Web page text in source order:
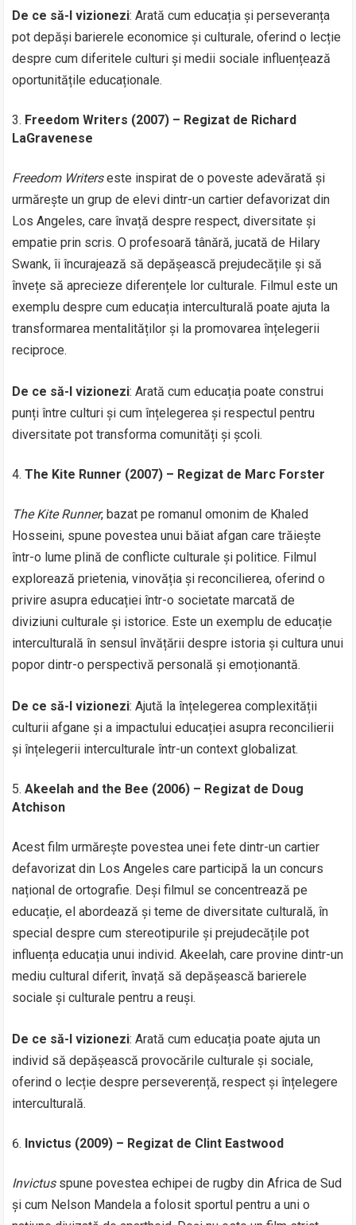
De ce să-l vizionezi: Arată cum educația și perseveranța
pot depăși barierele economice și culturale, oferind o lecție
despre cum diferitele culturi și medii sociale influențează
oportunitățile educaționale.
Freedom Writers (2007) – Regizat de Richard
LaGravenese
Freedom Writerseste inspirat de o poveste adevărată și
urmărește un grup de elevi dintr-un cartier defavorizat din
Los Angeles, care învață despre respect, diversitate și
empatie prin scris. O profesoară tânără, jucată de Hilary
Swank, îi încurajează să depășească prejudecățile și să
învețe să aprecieze diferențele lor culturale. Filmul este un
exemplu despre cum educația interculturală poate ajuta la
transformarea mentalităților și la promovarea înțelegerii
reciproce.
De ce să-l vizionezi: Arată cum educația poate construi
punți între culturi și cum înțelegerea și respectul pentru
diversitate pot transforma comunități și școli.
The Kite Runner (2007) – Regizat de Marc Forster
The Kite Runner, bazat pe romanul omonim de Khaled
Hosseini, spune povestea unui băiat afgan care trăiește
într-o lume plină de conflicte culturale și politice. Filmul
explorează prietenia, vinovăția și reconcilierea, oferind o
privire asupra educației într-o societate marcată de
diviziuni culturale și istorice. Este un exemplu de educație
interculturală în sensul învățării despre istoria și cultura unui
popor dintr-o perspectivă personală și emoționantă.
De ce să-l vizionezi: Ajută la înțelegerea complexității
culturii afgane și a impactului educației asupra reconcilierii
și înțelegerii interculturale într-un context globalizat.
Akeelah and the Bee (2006) – Regizat de Doug
Atchison
Acest film urmărește povestea unei fete dintr-un cartier
defavorizat din Los Angeles care participă la un concurs
național de ortografie. Deși filmul se concentrează pe
educație, el abordează și teme de diversitate culturală, în
special despre cum stereotipurile și prejudecățile pot
influența educația unui individ. Akeelah, care provine dintr-un
mediu cultural diferit, învață să depășească barierele
sociale și culturale pentru a reuși.
De ce să-l vizionezi: Arată cum educația poate ajuta un
individ să depășească provocările culturale și sociale,
oferind o lecție despre perseverență, respect și înțelegere
interculturală.
Invictus (2009) – Regizat de Clint Eastwood
Invictusspune povestea echipei de rugby din Africa de Sud
și cum Nelson Mandela a folosit sportul pentru a uni o